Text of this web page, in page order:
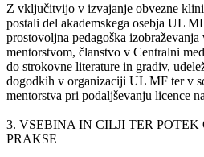
Z vključitvijo v izvajanje obvezne
postali del akademskega osebja UL
prostovoljna pedagoška
mentorstvom, članstvo v Centralni
do strokovne literature in gradiv,
dogodkih v organizaciji UL MF ter v
mentorstva pri podaljševanju licence
3. VSEBINA IN CILJI TER
PRAKSE